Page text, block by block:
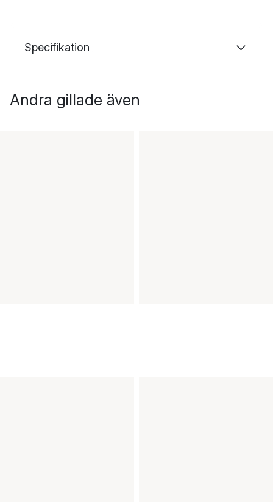
Specifikation
Andra gillade även